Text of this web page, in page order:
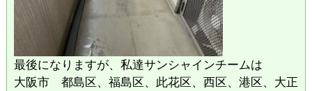
最後になりますが、私達サンシャインチームは
大阪市 都島区、福島区、此花区、西区、港区、大正